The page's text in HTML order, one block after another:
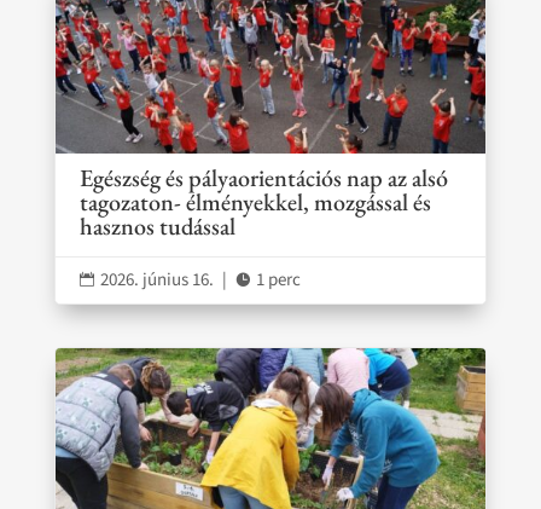
Egészség és pályaorientációs nap az alsó
tagozaton- élményekkel, mozgással és
hasznos tudással
 2026. június 16. |  1 perc